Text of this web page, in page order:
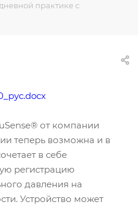
практике с
от компании
теперь возможна и в
в себе
регистрацию
давления на
Устройство может